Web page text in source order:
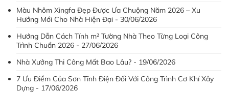
Màu Nhôm Xingfa Đẹp Được Ưa Chuộng Năm 2026 – Xu
Hướng Mới Cho Nhà Hiện Đại - 30/06/2026
Hướng Dẫn Cách Tính m² Tường Nhà Theo Từng Loại Công
Trình Chuẩn 2026 - 27/06/2026
Nhà Xưởng Thi Công Mất Bao Lâu? - 19/06/2026
7 Ưu Điểm Của Sơn Tĩnh Điện Đối Với Công Trình Cơ Khí Xây
Dựng - 17/06/2026